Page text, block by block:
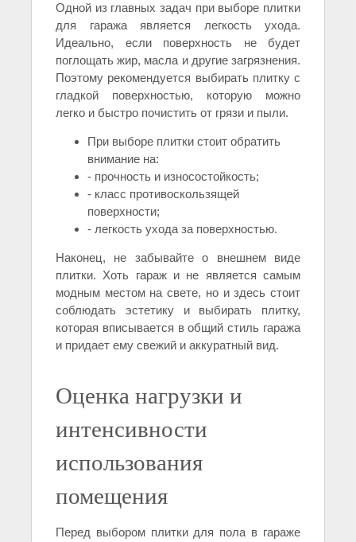
Одной из главных задач при выборе плитки
для гаража является легкость ухода.
Идеально, если поверхность не будет
поглощать жир, масла и другие загрязнения.
Поэтому рекомендуется выбирать плитку с
гладкой поверхностью, которую можно
легко и быстро почистить от грязи и пыли.
При выборе плитки стоит обратить
внимание на:
- прочность и износостойкость;
- класс противоскользящей
поверхности;
- легкость ухода за поверхностью.
Наконец, не забывайте о внешнем виде
плитки. Хоть гараж и не является самым
модным местом на свете, но и здесь стоит
соблюдать эстетику и выбирать плитку,
которая вписывается в общий стиль гаража
и придает ему свежий и аккуратный вид.
Оценка нагрузки и
интенсивности
использования
помещения
Перед выбором плитки для пола в гараже